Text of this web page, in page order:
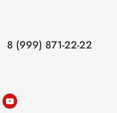
8 (999) 871-22-22